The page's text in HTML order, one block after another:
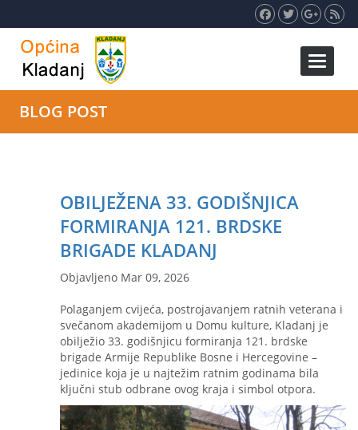
Toggle
BLOG POST
OBILJEŽENA 33. GODIŠNJICA
FORMIRANJA 121. BRDSKE
BRIGADE KLADANJ
Objavljeno Mar 09, 2026
Polaganjem cvijeća, postrojavanjem ratnih veterana i
svečanom akademijom u Domu kulture, Kladanj je
obilježio 33. godišnjicu formiranja 121. brdske
brigade Armije Republike Bosne i Hercegovine –
jedinice koja je u najtežim ratnim godinama bila
ključni stub odbrane ovog kraja i simbol otpora.